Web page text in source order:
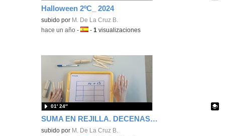
Halloween 2ºC_ 2024
Contenido educativo.
subido por M. De La Cruz B.
-hace un año -Idioma:
-1 visualizaciones
SUMA EN REJILLA. DECENAS. SIN LLEVADAS
Contenido educativo.
subido por M. De La Cruz B.
01′ 24″